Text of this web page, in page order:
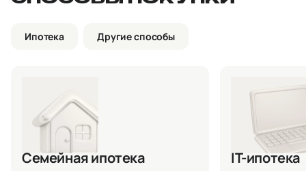
Ипотека Другие способы
Семейная ипотека IT-ипотека